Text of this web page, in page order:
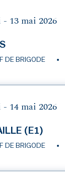
- 13 mai 2026
DE BRIGODE
- 14 mai 2026
(E1)
DE BRIGODE